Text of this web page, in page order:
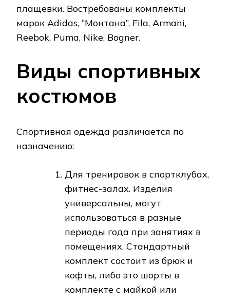
плащевки. Востребованы комплекты
марок Adidas, “Монтана”, Fila, Armani,
Reebok, Puma, Nike, Bogner.
Виды спортивных
костюмов
Спортивная одежда различается по
назначению:
Для тренировок в спортклубах,
фитнес-залах. Изделия
универсальны, могут
использоваться в разные
периоды года при занятиях в
помещениях. Стандартный
комплект состоит из брюк и
кофты, либо это шорты в
комплекте с майкой или